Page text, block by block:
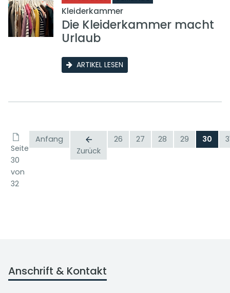
Kleiderkammer
Die Kleiderkammer macht
Urlaub
ARTIKEL LESEN
Seite
30
von
32
Anfang
Zurück
26 27 28 29 30
Anschrift & Kontakt